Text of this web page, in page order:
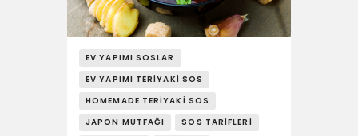
BBQ 101
YAŞAM
SOSY’LE!
EV YAPIMI SOSLAR
EV YAPIMI TERIYAKI SOS
HOMEMADE TERIYAKI SOS
JAPON MUTFAĞI
SOS TARIFLERI